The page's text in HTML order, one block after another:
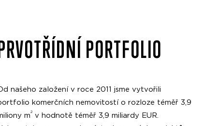
PORTFOLIO
našeho založení v roce 2011 jsme vytvořili
komerčních nemovitostí o rozloze téměř 3,9
m2
v hodnotě téměř 3,9 miliardy EUR.